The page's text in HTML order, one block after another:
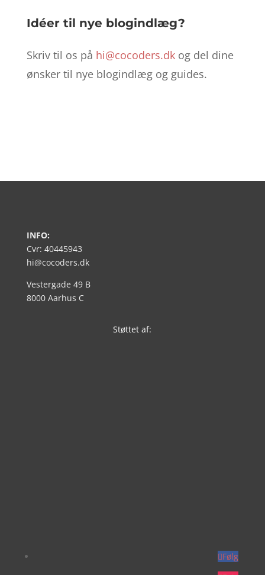
Idéer til nye blogindlæg?
Skriv til os på hi@cocoders.dkog del dine
ønsker til nye blogindlæg og guides.
INFO:
Cvr: 40445943
hi@cocoders.dk
Vestergade 49 B
8000 Aarhus C
Støttet af:
Følg